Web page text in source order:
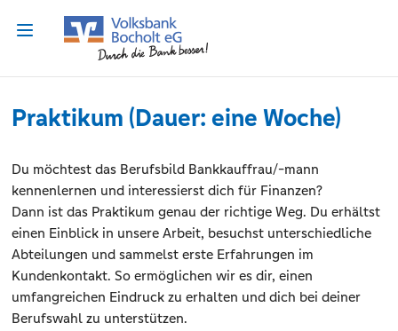
Praktikum (Dauer: eine Woche)
Du möchtest das Berufsbild Bankkauffrau/-mann
kennenlernen und interessierst dich für Finanzen?
Dann ist das Praktikum genau der richtige Weg. Du erhältst
einen Einblick in unsere Arbeit, besuchst unterschiedliche
Abteilungen und sammelst erste Erfahrungen im
Kundenkontakt. So ermöglichen wir es dir, einen
umfangreichen Eindruck zu erhalten und dich bei deiner
Berufswahl zu unterstützen.